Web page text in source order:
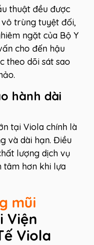
thuật đều được
trùng tuyệt đối,
ngặt của Bộ Y
cho đến hậu
theo dõi sát sao
hành dài
tại Viola chính là
và dài hạn. Điều
lượng dịch vụ
tâm hơn khi lựa
mũi
Viện
Viola